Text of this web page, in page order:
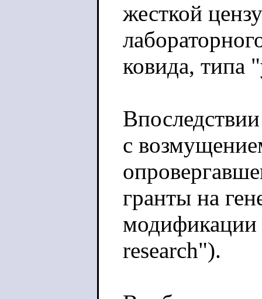
жесткой
ковида, типа
с
гранты на
research").